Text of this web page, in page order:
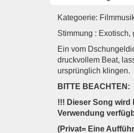
Kategoerie:
Stimmung :
Ein vom
druckvollem Beat,
ursprünglich klingen.
BITTE BEACHTEN:
!!! Dieser Song wird
Verwendung
(Privat= Eine